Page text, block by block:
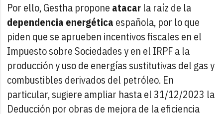
Por ello, Gestha propone atacar la raíz de la
dependencia energética española, por lo que
piden que se aprueben incentivos fiscales en el
Impuesto sobre Sociedades y en el IRPF a la
producción y uso de energías sustitutivas del gas y
combustibles derivados del petróleo. En
particular, sugiere ampliar hasta el 31/12/2023 la
Deducción por obras de mejora de la eficiencia